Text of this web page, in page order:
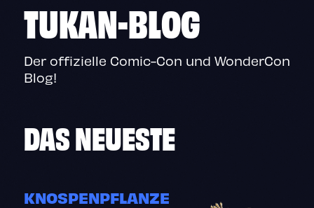
TUKAN-BLOG
Der offizielle Comic-Con und WonderCon
Blog!
DASNEUESTE
KNOSPENPFLANZE